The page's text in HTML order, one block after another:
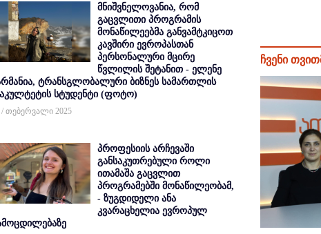
მნიშვნელოვანია, რომ
გაცვლითი პროგრამის
მონაწილეებმა განვამტკიცოთ
კავშირი ევროპასთან
პერსონალური მცირე
წვლილის შეტანით - ელენე
ტრანსგლობალური ბიზნეს სამართლის
სტუდენტი (ფოტო)
/ თებერვალი 2025
პროფესიის არჩევაში
განსაკუთრებული როლი
ითამაშა გაცვლით
პროგრამებში მონაწილეობამ,
- ზუგდიდელი ანა
კვარაცხელია ევროპულ
ჩვენი